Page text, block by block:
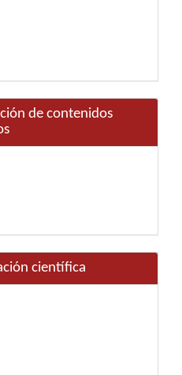
de contenidos
científica